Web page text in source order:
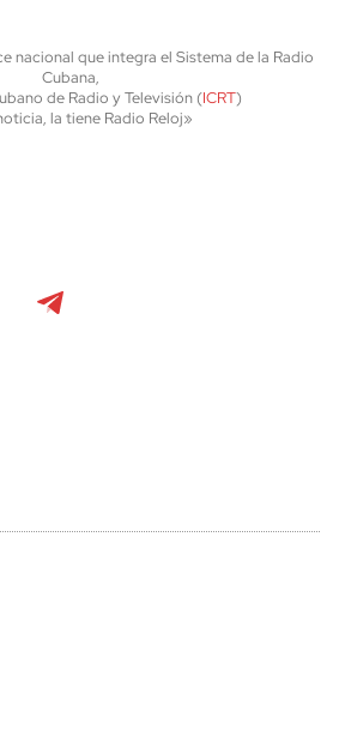
nacional que integra el Sistema de la Radio
Cubana,
de Radio y Televisión (ICRT)
la tiene Radio Reloj»